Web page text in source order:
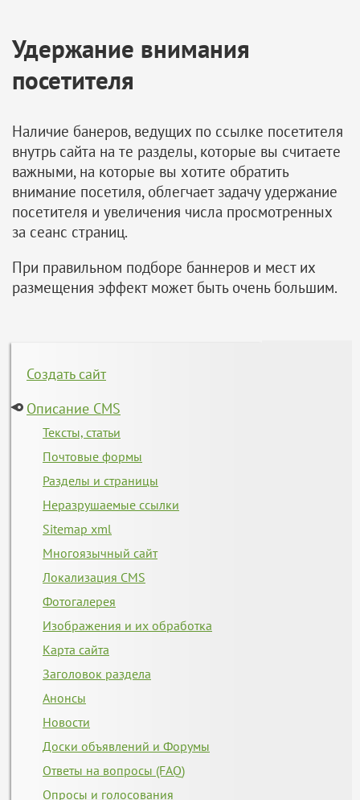
Удержание внимания
посетителя
Наличие банеров, ведущих по ссылке посетителя
внутрь сайта на те разделы, которые вы считаете
важными, на которые вы хотите обратить
внимание посетиля, облегчает задачу удержание
посетителя и увеличения числа просмотренных
за сеанс страниц.
При правильном подборе баннеров и мест их
размещения эффект может быть очень большим.
Создать сайт
Описание CMS
Тексты, статьи
Почтовые формы
Разделы и страницы
Неразрушаемые ссылки
Sitemap xml
Многоязычный сайт
Локализация CMS
Фотогалерея
Изображения и их обработка
Карта сайта
Заголовок раздела
Анонсы
Новости
Доски объявлений и Форумы
Ответы на вопросы (FAQ)
Опросы и голосования